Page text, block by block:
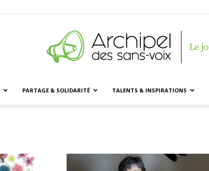
des
PARTAGE & SOLIDARITÉ TALENTS & INSPIRATIONS